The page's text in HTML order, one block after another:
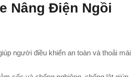
Nâng Điện Ngồi
người điều khiển an toàn và thoải mái